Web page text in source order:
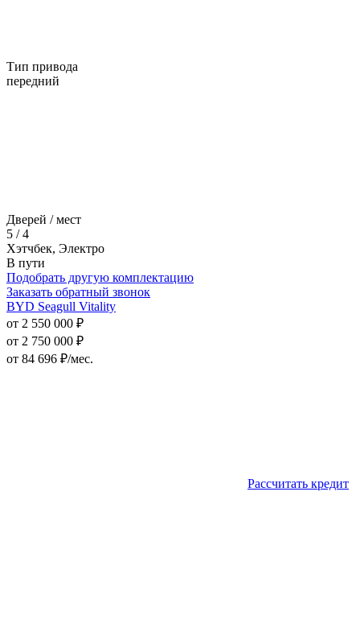
Тип привода
передний
Дверей / мест
5 / 4
Хэтчбек, Электро
В пути
Подобрать другую комплектацию
Заказать обратный звонок
BYD Seagull Vitality
от 2 550 000 ₽
от 2 750 000 ₽
от 84 696 ₽/мес.
Рассчитать кредит